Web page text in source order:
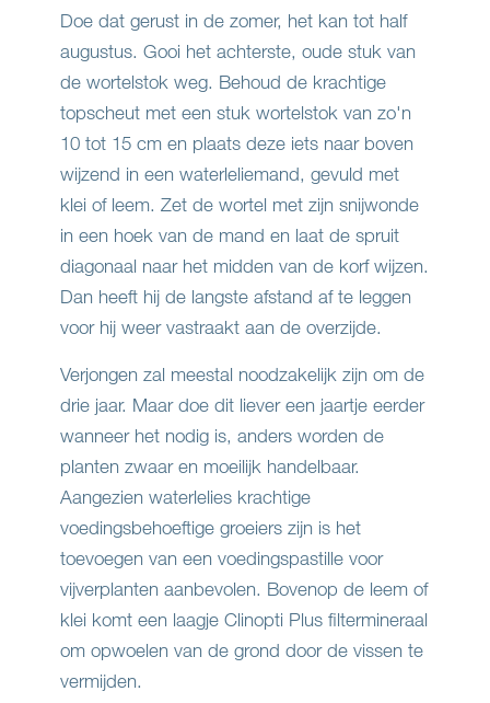
Doe dat gerust in de zomer, het kan tot half
augustus. Gooi het achterste, oude stuk van
de wortelstok weg. Behoud de krachtige
topscheut met een stuk wortelstok van zo'n
10 tot 15 cm en plaats deze iets naar boven
wijzend in een waterleliemand, gevuld met
klei of leem. Zet de wortel met zijn snijwonde
in een hoek van de mand en laat de spruit
diagonaal naar het midden van de korf wijzen.
Dan heeft hij de langste afstand af te leggen
voor hij weer vastraakt aan de overzijde.
Verjongen zal meestal noodzakelijk zijn om de
drie jaar. Maar doe dit liever een jaartje eerder
wanneer het nodig is, anders worden de
planten zwaar en moeilijk handelbaar.
Aangezien waterlelies krachtige
voedingsbehoeftige groeiers zijn is het
toevoegen van een voedingspastille voor
vijverplanten aanbevolen. Bovenop de leem of
klei komt een laagje Clinopti Plus filtermineraal
om opwoelen van de grond door de vissen te
vermijden.